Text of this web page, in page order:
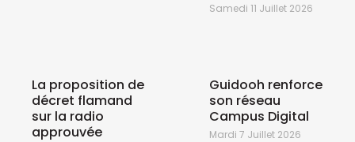
Samedi 11 Juillet 2026
La proposition de
décret flamand
sur la radio
approuvée
Guidooh renforce
son réseau
Campus Digital
Mardi 7 Juillet 2026